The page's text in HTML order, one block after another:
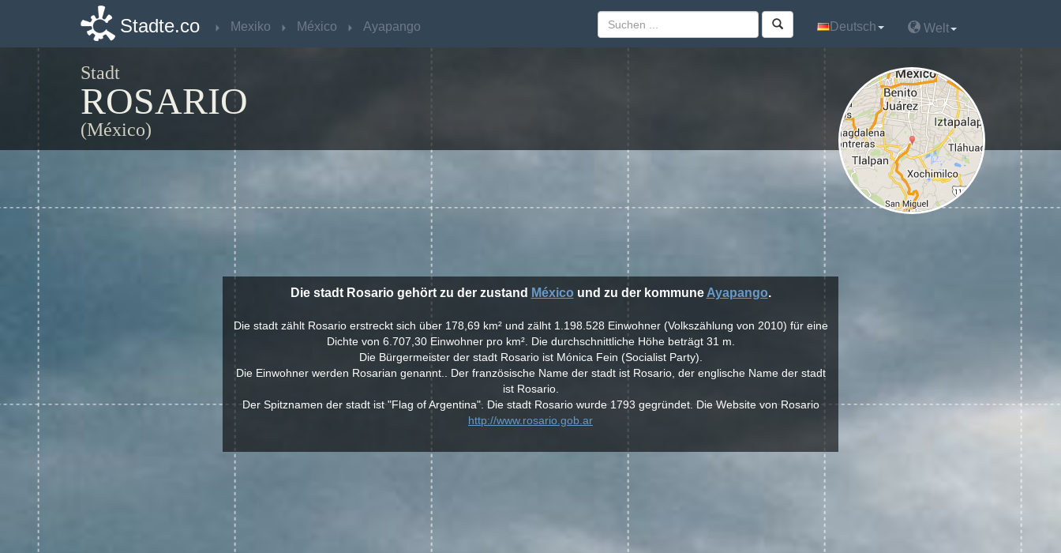
Stadte.co Mexiko México Ayapango Deutsch Welt
Stadt
ROSARIO
(México)
Die stadt Rosario gehört zu der zustand México und zu der kommune Ayapango.
Die stadt zählt Rosario erstreckt sich über 178,69 km² und zälht 1.198.528 Einwohner (Volkszählung von 2010) für eine
Dichte von 6.707,30 Einwohner pro km². Die durchschnittliche Höhe beträgt 31 m.
Die Bürgermeister der stadt Rosario ist Mónica Fein (Socialist Party).
Die Einwohner werden Rosarian genannt.. Der französische Name der stadt ist Rosario, der englische Name der stadt
ist Rosario.
Der Spitznamen der stadt ist "Flag of Argentina". Die stadt Rosario wurde 1793 gegründet. Die Website von Rosario
http://www.rosario.gob.ar
Stadte.co Mexiko México Ayapango Deutsch Welt